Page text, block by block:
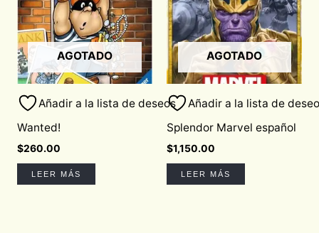
AGOTADO
Añadir a la lista de deseos
Wanted!
$260.00
LEER MÁS
AGOTADO
Añadir a la lista de
Splendor Marvel español
$1,150.00
LEER MÁS